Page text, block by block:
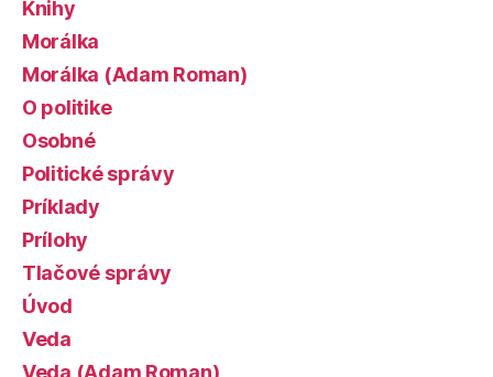
Knihy
Morálka
Morálka (Adam Roman)
O politike
Osobné
Politické správy
Príklady
Prílohy
Tlačové správy
Úvod
Veda
Veda (Adam Roman)